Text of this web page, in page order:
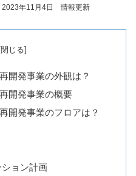
2023年11月4日 情報更新
開発事業の外観は？
開発事業の概要
開発事業のフロアは？
ョン計画